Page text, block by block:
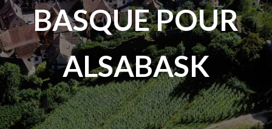
BASQUE POUR
ALSABASK